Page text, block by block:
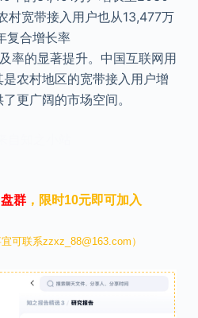
村宽带接入用户也从13,477万
复合增长率
率的显著提升。中国互联网用
农村地区的宽带接入用户增
更广阔的市场空间。
群，限时10元即可加入
可联系zzxz_88@163.com）